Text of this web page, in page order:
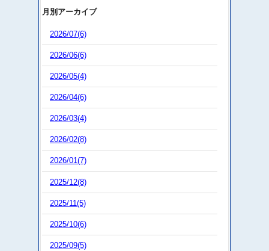
月別アーカイブ
2026/07(6)
2026/06(6)
2026/05(4)
2026/04(6)
2026/03(4)
2026/02(8)
2026/01(7)
2025/12(8)
2025/11(5)
2025/10(6)
2025/09(5)